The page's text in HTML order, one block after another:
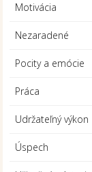
Motivácia
Nezaradené
Pocity a emócie
Práca
Udržateľný výkon
Úspech